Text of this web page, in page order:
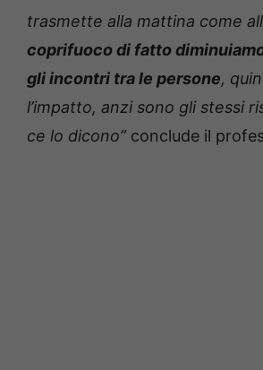
trasmette alla mattina come
coprifuoco di fatto
gli incontri tra le persone,
l’impatto, anzi sono gli stessi
ce lo dicono” conclude il